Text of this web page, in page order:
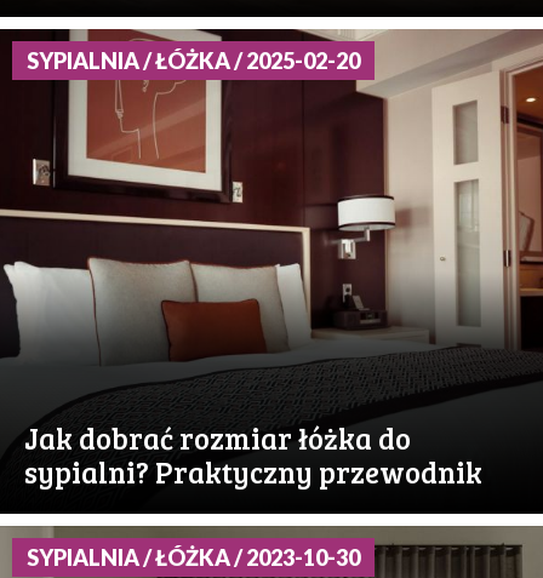
SYPIALNIA / ŁÓŻKA / 2025-02-20
Jak dobrać rozmiar łóżka do
sypialni? Praktyczny przewodnik
SYPIALNIA / ŁÓŻKA / 2023-10-30